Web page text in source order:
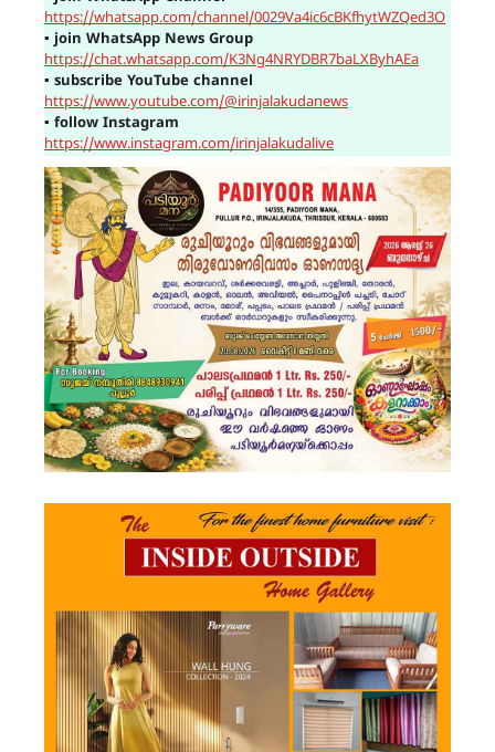
https://whatsapp.com/channel/0029Va4ic6cBKfhytWZQed3O
▪ join WhatsApp News Group
https://chat.whatsapp.com/K3Ng4NRYDBR7baLXByhAEa
▪ subscribe YouTube channel
https://www.youtube.com/@irinjalakudanews
▪ follow Instagram
https://www.instagram.com/irinjalakudalive